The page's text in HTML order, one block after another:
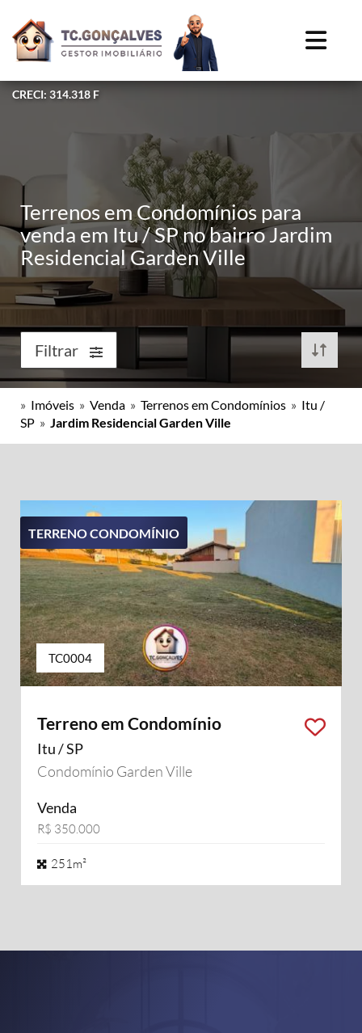
CRECI: 314.318 F
Terrenos em Condomínios para
venda em Itu / SP no bairro Jardim
Residencial Garden Ville
Filtrar
» Imóveis » Venda » Terrenos em Condomínios » Itu /
SP » Jardim Residencial Garden Ville
TERRENO CONDOMÍNIO
TC0004
Terreno em Condomínio
Itu / SP
Condomínio Garden Ville
Venda
R$ 350.000
251m²